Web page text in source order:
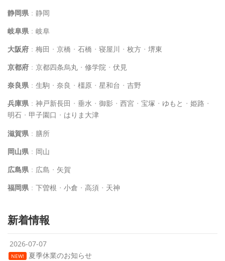
静岡県 ： 静岡
岐阜県 ： 岐阜
大阪府 ： 梅田 ・ 京橋 ・ 石橋 ・ 寝屋川 ・ 枚方 ・ 堺東
京都府 ： 京都四条烏丸 ・ 修学院 ・ 伏見
奈良県 ： 生駒 ・ 奈良 ・ 橿原 ・ 星和台 ・ 吉野
兵庫県 ： 神戸新長田 ・ 垂水 ・ 御影 ・ 西宮 ・ 宝塚 ・ ゆもと ・ 姫路 ・
明石 ・ 甲子園口 ・ はりま大津
滋賀県 ： 膳所
岡山県 ： 岡山
広島県 ： 広島 ・ 矢賀
福岡県 ： 下曽根 ・ 小倉 ・ 高須 ・ 天神
新着情報
2026-07-07
NEW! 夏季休業のお知らせ